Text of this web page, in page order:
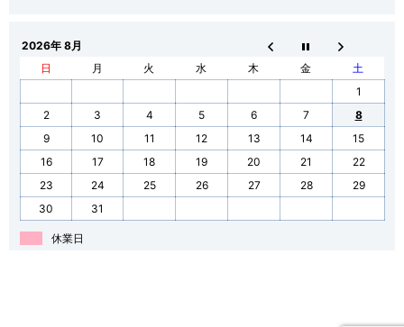
2026年 8月
日
月 火 水 木 金
土
1
2
3 4 5 6 7
8
9
10 11 12 13 14
15
16
17 18 19 20 21
22
23
24 25 26 27 28
29
30
31
休業日